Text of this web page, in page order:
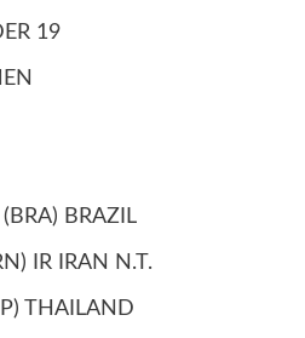
19
BRAZIL
IR IRAN N.T.
THAILAND